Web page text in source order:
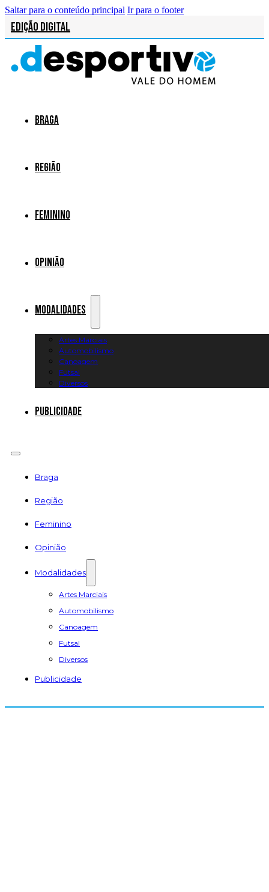
Saltar para o conteúdo principal Ir para o footer
Edição Digital
Braga
Região
Feminino
Opinião
Modalidades
Artes Marciais
Automobilismo
Canoagem
Futsal
Diversos
Publicidade
Braga
Região
Feminino
Opinião
Modalidades
Artes Marciais
Automobilismo
Canoagem
Futsal
Diversos
Publicidade